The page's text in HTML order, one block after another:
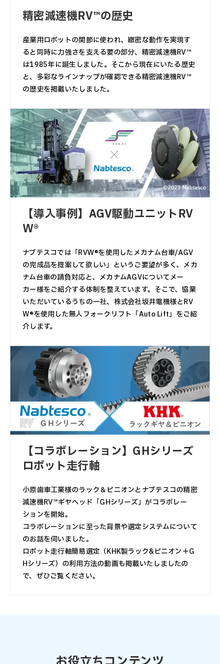
精密減速機RV™の歴史
産業用ロボットの関節に使われ、緻密な動作を実現す
ると同時に力強さを支える要の部分、精密減速機RV™
は1985年に誕生しました。そこから現在にいたる歴史
と、多彩なラインナップが確認できる精密減速機RV™
の歴史を掲載いたしました。
【導入事例】AGV駆動ユニットRV
W®
ナブテスコでは「RVW®を使用したメカナム台車/AGV
の完成品を提案して欲しい」というご要望が多く、メカ
ナム台車の請負対応と、メカナムAGVについてメー
カー様をご紹介する体制を整えています。そこで、協業
いただいているうちの一社、株式会社坂井電機様とRV
W®を使用した無人フォークリフト「Auto Lift」をご紹
介します。
【コラボレーション】GHシリーズ
ロボット走行軸
小原歯車工業様のラック＆ピニオンとナブテスコの精密
減速機RV™ギヤヘッド「GHシリーズ」がコラボレー
ションを開始。
コラボレーションに至った背景や選定システムについて
のお話を伺いました。
ロボット走行軸簡易選定（KHK製ラック&ピニオン＋G
Hシリーズ）の利用方法の動画も掲載いたしましたの
で、ぜひご覧ください。